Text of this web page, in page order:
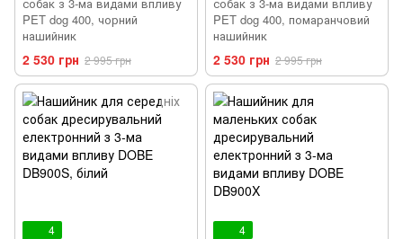
собак з 3-ма видами впливу
PET dog 400, чорний
нашийник
2 530 грн 2 995 грн
собак з 3-ма видами впливу
PET dog 400, помаранчовий
нашийник
2 530 грн 2 995 грн
4
4